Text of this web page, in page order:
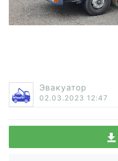
Эвакуатор
02.03.2023 12:47